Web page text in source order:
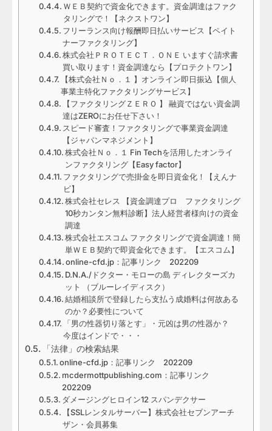
ＷＥＢ契約で資金化できます。資金調達はファク
タリングで！【ネクストワン】
フリーランス向け報酬即日払いサービス【ペイト
ナーファクタリング】
株式会社ＰＲＯＴＥＣＴ．ＯＮＥ いますぐ請求書
買い取ります！資金調達なら【プロテクトワン】
【株式会社Ｎｏ．１ 】オンライン即日振込【個人
事業主特化ファクタリングサービス】
【ファクタリングＺＥＲＯ 】 融資ではない資金調
達はZEROにお任せ下さい！
スピード審査！ファクタリングで事業資金調達
【ジャパンマネジメント】
株式会社Ｎｏ．１ Fin Techを活用したオンライ
ンファクタリング【Easy factor】
ファクタリングで売掛金を即日資金化！【えんナ
ビ】
株式会社セレス 【資金調達プロ ファクタリング
10秒カンタン無料診断】法人経営者様向けの資金
調達
株式会社エスコム ファクタリングで資金調達！簡
単ＷＥＢ契約で即資金化できます。【エスコム】
online-cfd.jp：記事リンク 202209
D.N.A./ドクター・モローの島 ディレクターズカ
ット （ブルーレイディスク）
結婚相談所で登録したら支払う成婚料は何故ある
のか？必要性について
「男の性器切り落とす」・元凶は男の性器か？
今度はインドで・・・
「法律」の検索結果
online-cfd.jp：記事リンク 202209
mcdermottpublishing.com：記事リンク
202209
ダメージングヒロイン12 スパンデクサー
【SSLレンタルサーバー】株式会社セブンアーチ
ザン・会員募集